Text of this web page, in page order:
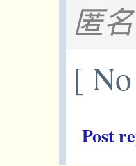
匿名
[
Post